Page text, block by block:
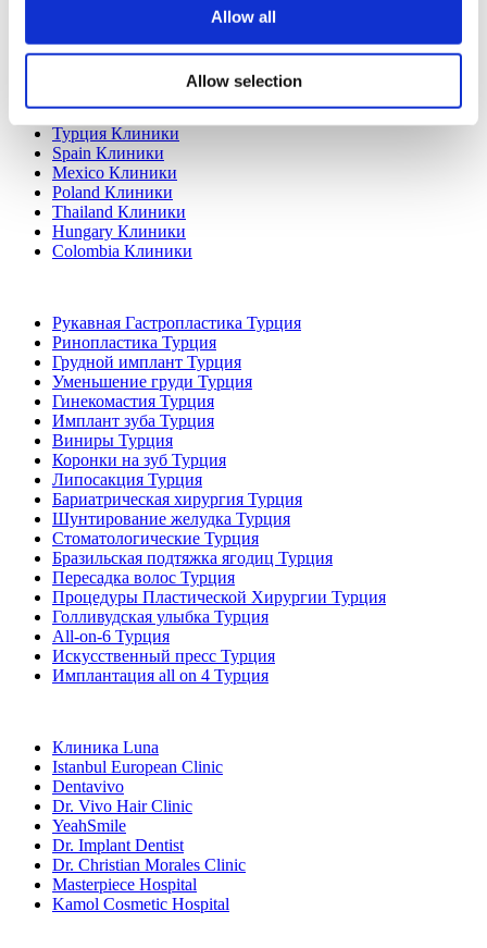
Allow all
Allow selection
Турция Клиники
Spain Клиники
Mexico Клиники
Poland Клиники
Thailand Клиники
Hungary Клиники
Colombia Клиники
Рукавная Гастропластика Турция
Ринопластика Турция
Грудной имплант Турция
Уменьшение груди Турция
Гинекомастия Турция
Имплант зуба Турция
Виниры Турция
Коронки на зуб Турция
Липосакция Турция
Бариатрическая хирургия Турция
Шунтирование желудка Турция
Стоматологические Турция
Бразильская подтяжка ягодиц Турция
Пересадка волос Турция
Процедуры Пластической Хирургии Турция
Голливудская улыбка Турция
All-on-6 Турция
Искусственный пресс Турция
Имплантация all on 4 Турция
Клиника Luna
Istanbul European Clinic
Dentavivo
Dr. Vivo Hair Clinic
YeahSmile
Dr. Implant Dentist
Dr. Christian Morales Clinic
Masterpiece Hospital
Kamol Cosmetic Hospital